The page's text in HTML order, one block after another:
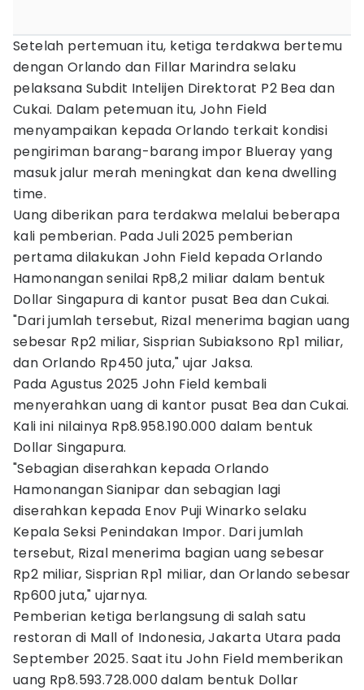
Setelah pertemuan itu, ketiga terdakwa bertemu
dengan Orlando dan Fillar Marindra selaku
pelaksana Subdit Intelijen Direktorat P2 Bea dan
Cukai. Dalam petemuan itu, John Field
menyampaikan kepada Orlando terkait kondisi
pengiriman barang-barang impor Blueray yang
masuk jalur merah meningkat dan kena dwelling
time.
Uang diberikan para terdakwa melalui beberapa
kali pemberian. Pada Juli 2025 pemberian
pertama dilakukan John Field kepada Orlando
Hamonangan senilai Rp8,2 miliar dalam bentuk
Dollar Singapura di kantor pusat Bea dan Cukai.
"Dari jumlah tersebut, Rizal menerima bagian uang
sebesar Rp2 miliar, Sisprian Subiaksono Rp1 miliar,
dan Orlando Rp450 juta," ujar Jaksa.
Pada Agustus 2025 John Field kembali
menyerahkan uang di kantor pusat Bea dan Cukai.
Kali ini nilainya Rp8.958.190.000 dalam bentuk
Dollar Singapura.
"Sebagian diserahkan kepada Orlando
Hamonangan Sianipar dan sebagian lagi
diserahkan kepada Enov Puji Winarko selaku
Kepala Seksi Penindakan Impor. Dari jumlah
tersebut, Rizal menerima bagian uang sebesar
Rp2 miliar, Sisprian Rp1 miliar, dan Orlando sebesar
Rp600 juta," ujarnya.
Pemberian ketiga berlangsung di salah satu
restoran di Mall of Indonesia, Jakarta Utara pada
September 2025. Saat itu John Field memberikan
uang Rp8.593.728.000 dalam bentuk Dollar